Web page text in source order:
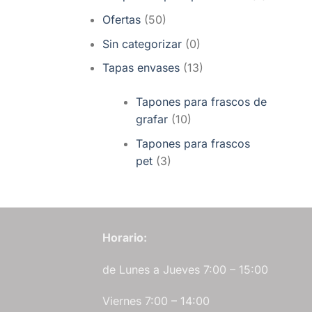
Ofertas (50)
Sin categorizar (0)
Tapas envases (13)
Tapones para frascos de
grafar (10)
Tapones para frascos
pet (3)
Horario:
de Lunes a Jueves 7:00 – 15:00
Viernes 7:00 – 14:00